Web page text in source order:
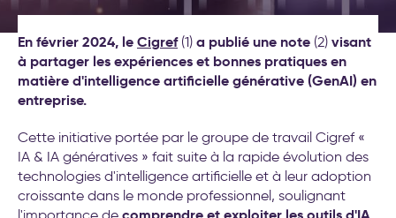
: votre méthode de pilotage
est-elle vraiment efficace ?
nouveau management
Conseil et accompagnement
aux nouveaux modes de
travail
Cockpit IA® : la méthode pour
déployer l'IA au service de
votre stratégie d’entreprise
Nos formations
Nos labos
Contact
En février 2024, leCigref(1) a publié une note (2) visant
à partager les expériences et bonnes pratiques en
matière d'intelligence artificielle générative (GenAI) en
entreprise.
Cette initiative portée par le groupe de travail Cigref «
IA & IA génératives » fait suite à la rapide évolution des
technologies d'intelligence artificielle et à leur adoption
croissante dans le monde professionnel, soulignant